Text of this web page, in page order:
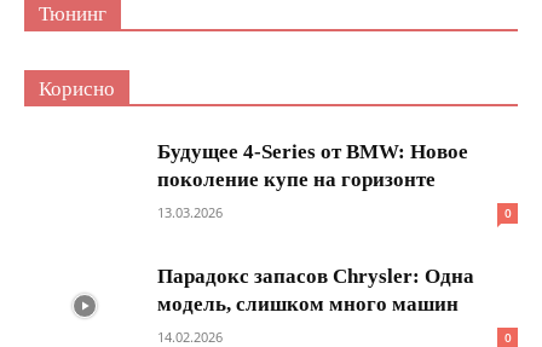
Тюнинг
Корисно
Будущее 4-Series от BMW: Новое
поколение купе на горизонте
13.03.2026 0
Парадокс запасов Chrysler: Одна
модель, слишком много машин
14.02.2026 0